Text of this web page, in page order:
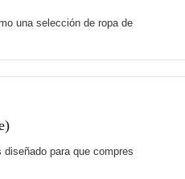
una selección de ropa de
para que compres